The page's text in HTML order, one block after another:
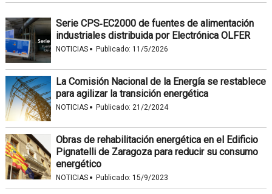
Serie CPS‑EC2000 de fuentes de alimentación
industriales distribuida por Electrónica OLFER
NOTICIAS · Publicado: 11/5/2026
La Comisión Nacional de la Energía se restablece
para agilizar la transición energética
NOTICIAS · Publicado: 21/2/2024
Obras de rehabilitación energética en el Edificio
Pignatelli de Zaragoza para reducir su consumo
energético
NOTICIAS · Publicado: 15/9/2023